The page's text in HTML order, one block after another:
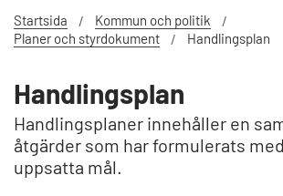
Startsida
Kommun och politik
Planer och styrdokument
Handlingsplan
Handlingsplan
Handlingsplaner innehåller en
åtgärder som har formulerats
uppsatta mål.